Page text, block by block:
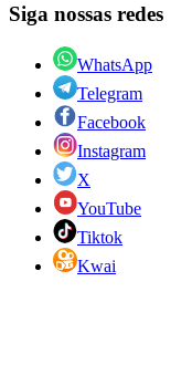
Siga nossas redes
WhatsApp
Telegram
Facebook
Instagram
X
YouTube
Tiktok
Kwai